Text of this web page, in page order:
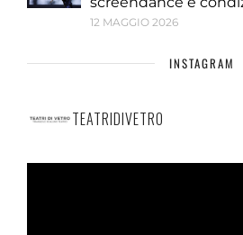
12 MAGGIO 2026
INSTAGRAM
TEATRIDIVETRO